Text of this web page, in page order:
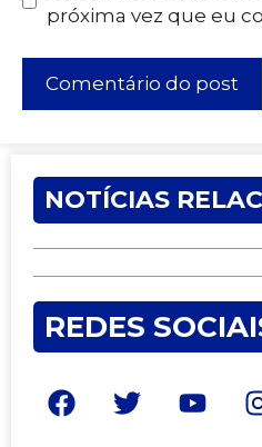
próxima vez que eu
NOTÍCIAS
REDES